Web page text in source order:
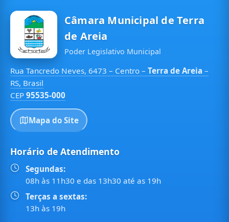
Câmara Municipal de Terra
de Areia
Poder Legislativo Municipal
Rua Tancredo Neves, 6473 – Centro – Terra de Areia –
RS, Brasil
CEP 95535-000
Mapa do Site
Horário de Atendimento
Segundas:
08h às 11h30 e das 13h30 até as 19h
Terças a sextas:
13h às 19h